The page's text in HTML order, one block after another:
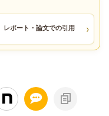
レポート・論文での引用 ›